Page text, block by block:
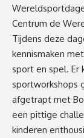
Centrum de
Tijdens deze
kennismaken
sport en spel. Er
sportworkshops
afgetrapt met
een pittige
kinderen